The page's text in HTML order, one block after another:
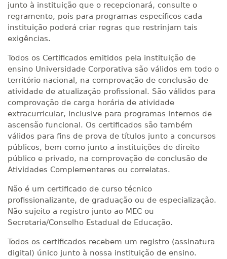
junto à instituição que o recepcionará, consulte o
regramento, pois para programas específicos cada
instituição poderá criar regras que restrinjam tais
exigências.
Todos os Certificados emitidos pela instituição de
ensino Universidade Corporativa são válidos em todo o
território nacional, na comprovação de conclusão de
atividade de atualização profissional. São válidos para
comprovação de carga horária de atividade
extracurricular, inclusive para programas internos de
ascensão funcional. Os certificados são também
válidos para fins de prova de títulos junto a concursos
públicos, bem como junto a instituições de direito
público e privado, na comprovação de conclusão de
Atividades Complementares ou correlatas.
Não é um certificado de curso técnico
profissionalizante, de graduação ou de especialização.
Não sujeito a registro junto ao MEC ou
Secretaria/Conselho Estadual de Educação.
Todos os certificados recebem um registro (assinatura
digital) único junto à nossa instituição de ensino.